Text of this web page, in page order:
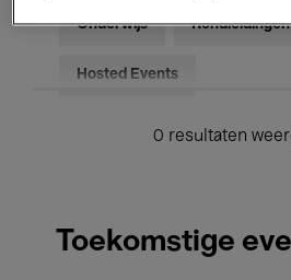
Onderwijs Rondleidingen
Hosted Events
0 resultaten
Toekomstige